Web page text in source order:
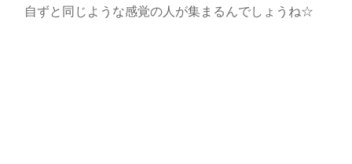
自ずと同じような感覚の人が集まるんでしょうね☆